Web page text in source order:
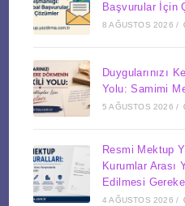
Başvurular İçin
8 AĞUSTOS 2026 /
Duygularınızı
Yolu: Samimi
5 AĞUSTOS 2026 /
Resmi Mektup
Kurumlar Arası
Edilmesi
4 AĞUSTOS 2026 /